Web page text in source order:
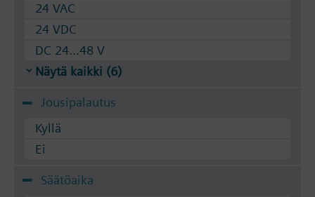
24 VAC
24 VDC
DC 24...48 V
Näytä kaikki (6)
Jousipalautus
Kyllä
Ei
Säätöaika